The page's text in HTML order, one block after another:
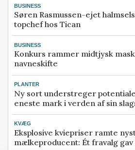
BUSINESS
Søren Rasmussen-ejet
topchef hos Tican
BUSINESS
Konkurs rammer midtjysk
navneskifte
PLANTER
Ny sort understreger
eneste mark i verden af sin
KVÆG
Eksplosive kviepriser ramte
mælkeproducent: Ét fravalg